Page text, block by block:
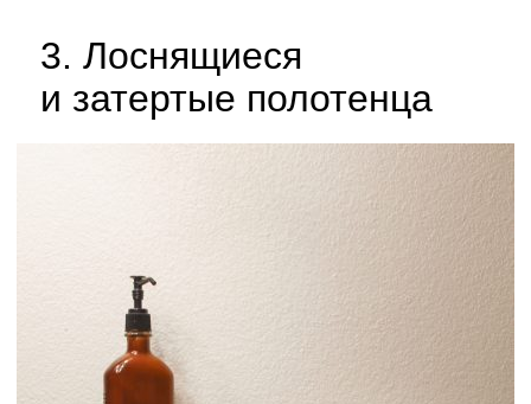
3. Лоснящиеся
и затертые полотенца